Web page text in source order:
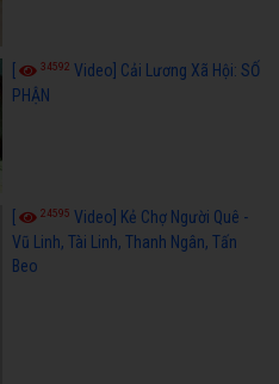
34592 Video] Cải Lương Xã Hội: SỐ
PHẬN
24595 Video] Kẻ Chợ Người Quê -
Vũ Linh, Tài Linh, Thanh Ngân, Tấn
Beo